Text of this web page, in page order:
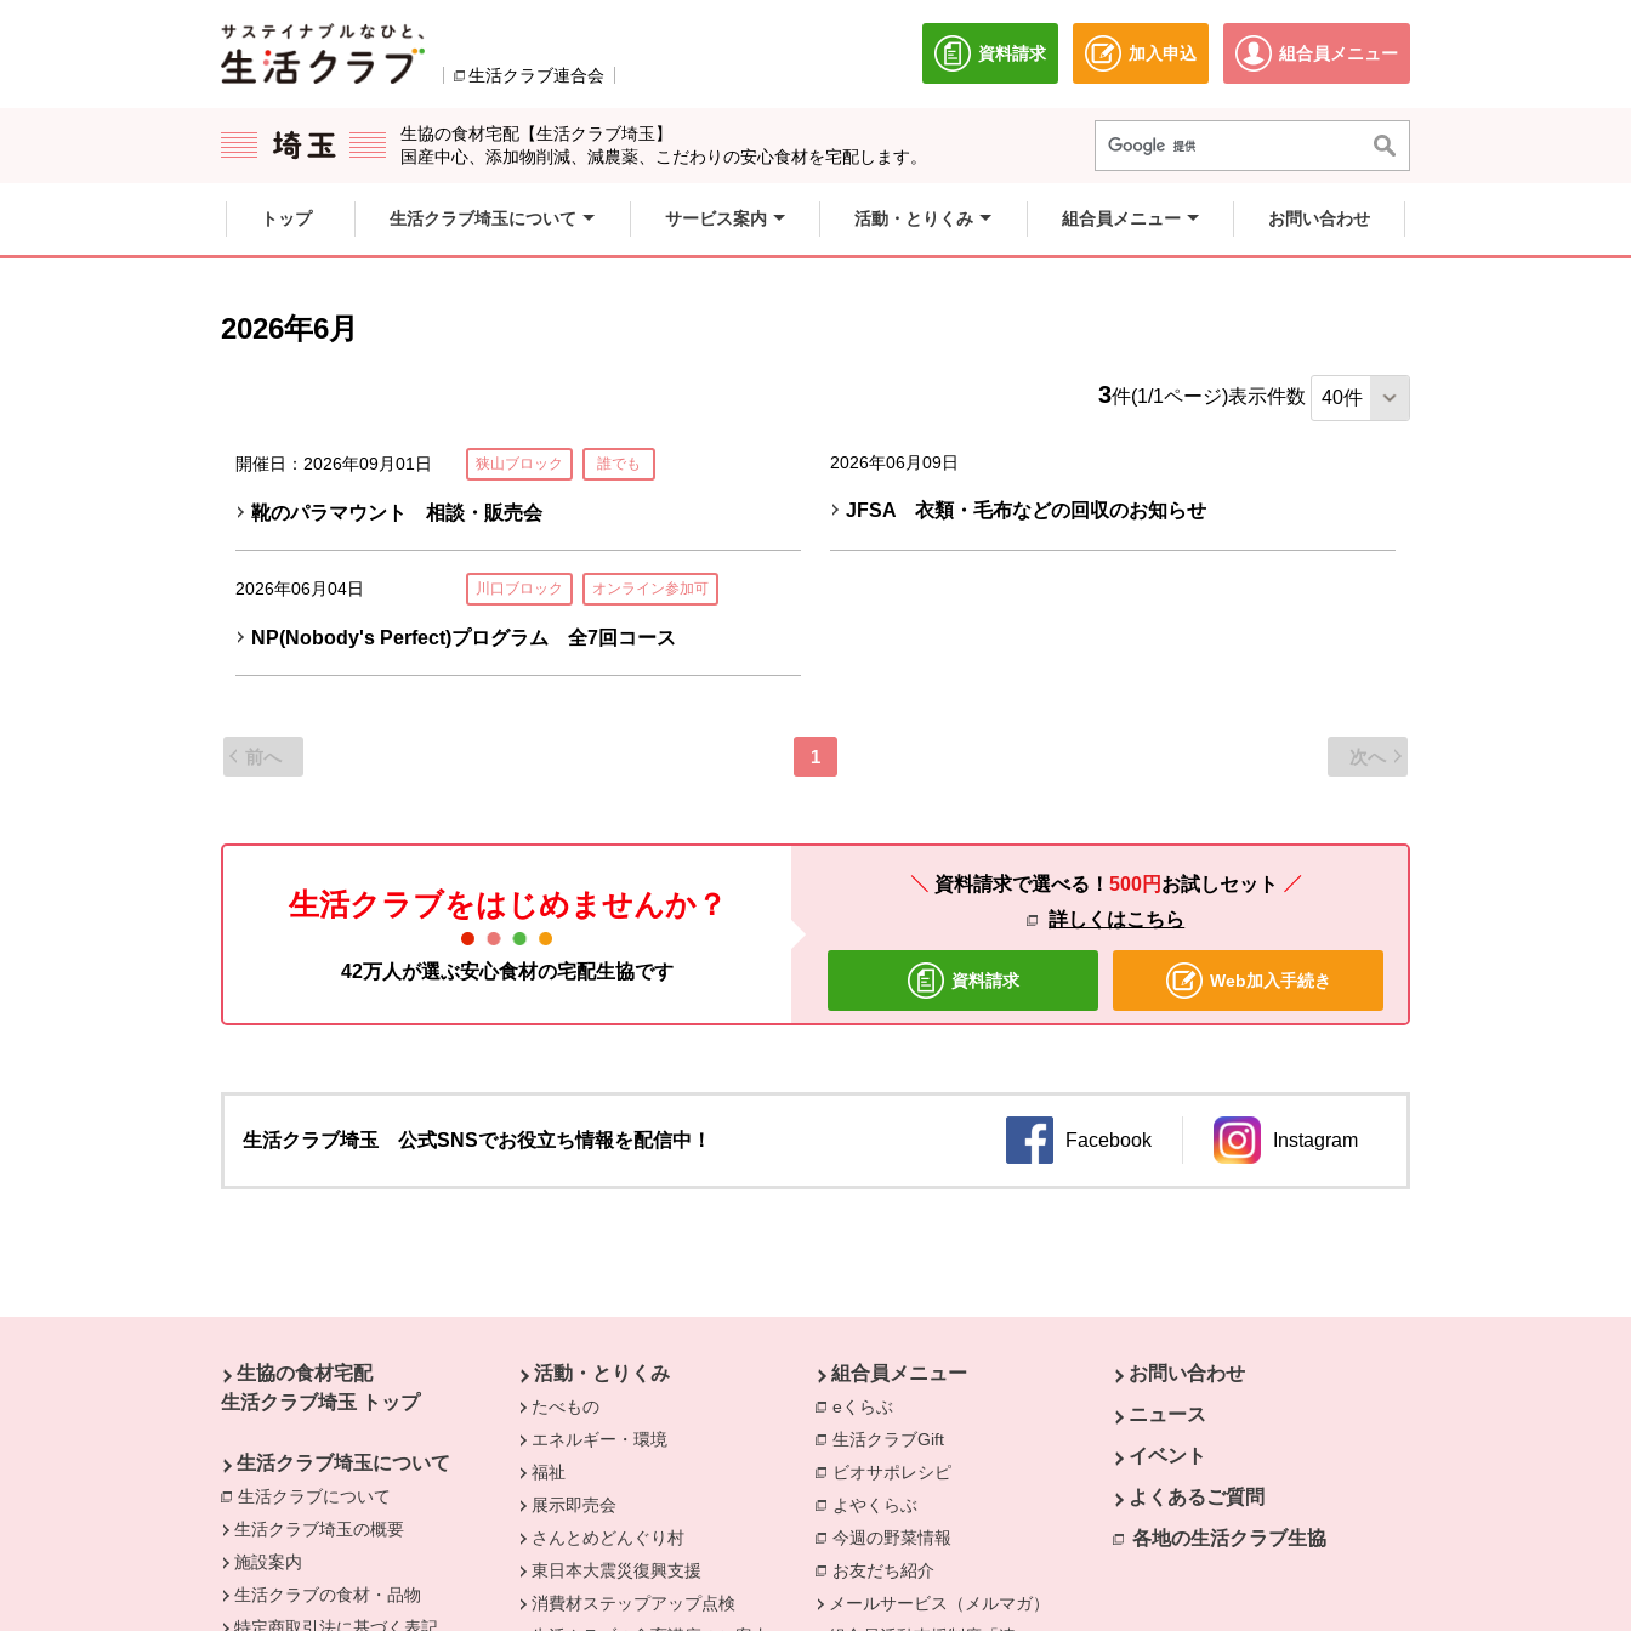
生活クラブ連合会
資料請求
別のウィンドウで開きます。
加入申込
別のウィンドウで開きます。
組合員メニュー
別のウィンドウで開きます。
生協の食材宅配【生活クラブ埼玉】
国産中心、添加物削減、減農薬、こだわりの安心食材を宅配します。
ここからサイト内共通メニューです。
サイト内共通メニューをスキップする
トップ 生活クラブ埼玉について サービス案内 活動・とりくみ 組合員メニュー お問い合わせ
2026年6月
3件(1/1ページ)表示件数
開催日：2026年09月01日 狭山ブロック 誰でも
靴のパラマウント 相談・販売会
2026年06月09日
JFSA 衣類・毛布などの回収のお知らせ
2026年06月04日 川口ブロック オンライン参加可
NP(Nobody's Perfect)プログラム 全7回コース
前へ 1 次へ
生活クラブをはじめませんか？
42万人が選ぶ安心食材の宅配生協です
資料請求で選べる！ 500円 お試しセット
詳しくはこちら
資料請求 Web加入手続き
生活クラブ埼玉 公式SNSでお役立ち情報を配信中！ Facebook
別のウィンドウで開きます。
Instagram
別のウィンドウで開きます。
生協の食材宅配
生活クラブ埼玉 トップ
生活クラブ埼玉について
生活クラブについて
別のウィンドウで開きます。
生活クラブ埼玉の概要
施設案内
生活クラブの食材・品物
特定商取引法に基づく表記
活動・とりくみ
たべもの
エネルギー・環境
福祉
展示即売会
さんとめどんぐり村
東日本大震災復興支援
消費材ステップアップ点検
組合員メニュー
eくらぶ
生活クラブGift
別のウィンドウで開きます。
ビオサポレシピ 別のウィンドウで開きます。
よやくらぶ 別のウィンドウで開きます。
今週の野菜情報 別のウィンドウで開きます。
お友だち紹介
メールサービス（メルマガ）
お問い合わせ
ニュース
イベント
よくあるご質問
各地の生活クラブ生協